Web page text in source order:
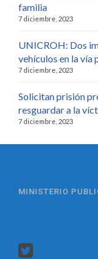
familia
7 diciembre, 2023
UNICROH: Dos
vehículos en la vía
7 diciembre, 2023
Solicitan prisión
resguardar a la
7 diciembre, 2023
MINISTERIO